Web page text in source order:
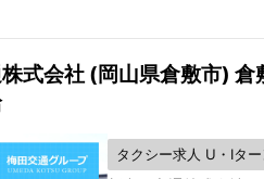
式会社 (岡山県倉敷市)
タクシー求人 U・Iタ